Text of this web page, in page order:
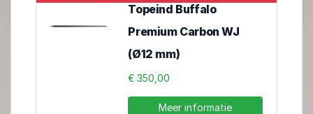
Topeind Buffalo
Premium Carbon WJ
(Ø12 mm)
€ 350,00
Meer informatie